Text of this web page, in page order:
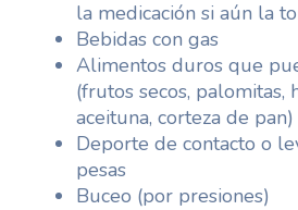
la medicación si aún la
Bebidas con gas
Alimentos duros que
(frutos secos, palomitas,
aceituna, corteza de pan)
Deporte de contacto o
pesas
Buceo (por presiones)